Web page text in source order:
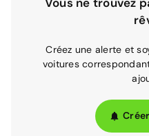
Créez une alerte et
voitures